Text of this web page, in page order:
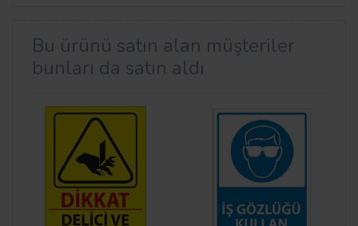
Bu ürünü satın alan müşteriler
bunları da satın aldı